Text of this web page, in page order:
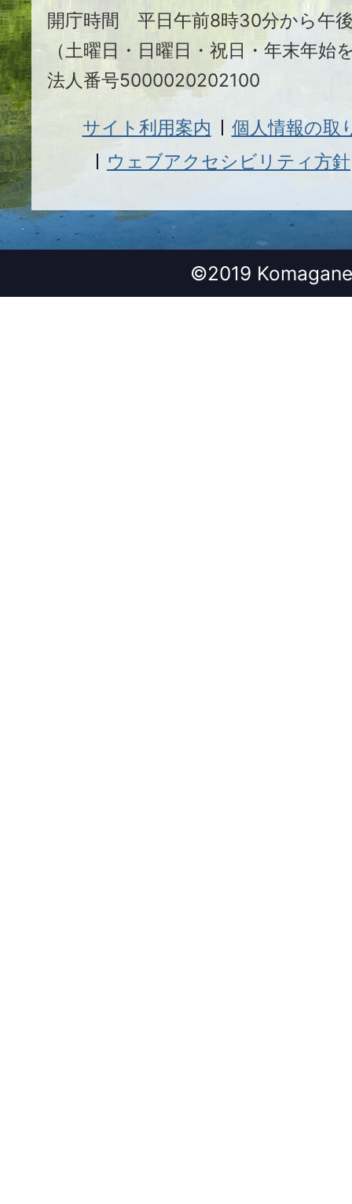
開庁時間 平日午前8時30分から午
（土曜日・日曜日・祝日・年末年始
法人番号5000020202100
サイト利用案内
個人情報の取
ウェブアクセシビリティ方針
©2019